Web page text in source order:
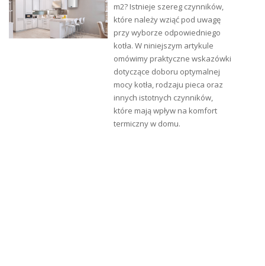
m2? Istnieje szereg czynników,
które należy wziąć pod uwagę
przy wyborze odpowiedniego
kotła. W niniejszym artykule
omówimy praktyczne wskazówki
dotyczące doboru optymalnej
mocy kotła, rodzaju pieca oraz
innych istotnych czynników,
które mają wpływ na komfort
termiczny w domu.